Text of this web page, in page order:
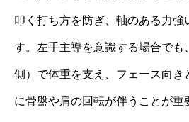
叩く打ち方を防ぎ、軸のある力強
す。左手主導を意識する場合でも
側）で体重を支え、フェース向き
に骨盤や肩の回転が伴うことが重